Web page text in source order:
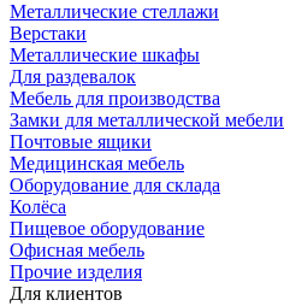
Металлические стеллажи
Верстаки
Металлические шкафы
Для раздевалок
Мебель для производства
Замки для металлической мебели
Почтовые ящики
Медицинская мебель
Оборудование для склада
Колёса
Пищевое оборудование
Офисная мебель
Прочие изделия
Для клиентов